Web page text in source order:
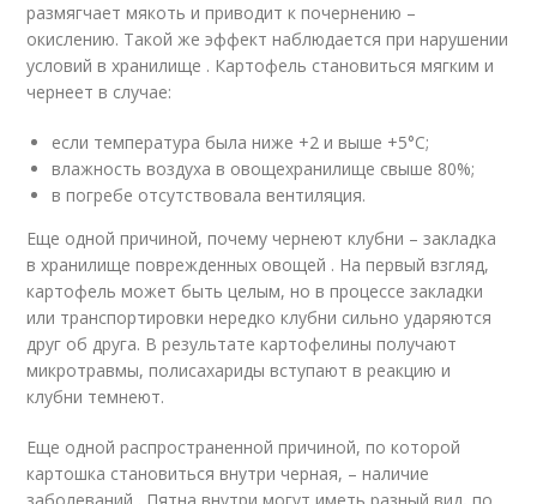
размягчает мякоть и приводит к почернению –
окислению. Такой же эффект наблюдается при нарушении
условий в хранилище . Картофель становиться мягким и
чернеет в случае:
если температура была ниже +2 и выше +5°C;
влажность воздуха в овощехранилище свыше 80%;
в погребе отсутствовала вентиляция.
Еще одной причиной, почему чернеют клубни – закладка
в хранилище поврежденных овощей . На первый взгляд,
картофель может быть целым, но в процессе закладки
или транспортировки нередко клубни сильно ударяются
друг об друга. В результате картофелины получают
микротравмы, полисахариды вступают в реакцию и
клубни темнеют.
Еще одной распространенной причиной, по которой
картошка становиться внутри черная, – наличие